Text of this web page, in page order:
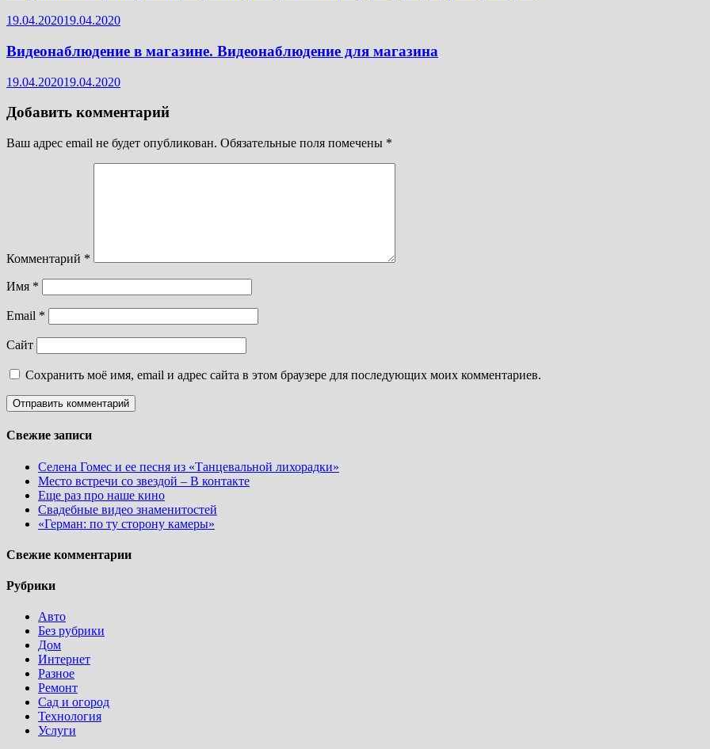
19.04.202019.04.2020
Видеонаблюдение в магазине. Видеонаблюдение для магазина
19.04.202019.04.2020
Добавить комментарий
Ваш адрес email не будет опубликован. Обязательные поля помечены *
Комментарий *
Имя *
Email *
Сайт
Сохранить моё имя, email и адрес сайта в этом браузере для последующих моих комментариев.
Свежие записи
Селена Гомес и ее песня из «Танцевальной лихорадки»
Место встречи со звездой – В контакте
Еще раз про наше кино
Свадебные видео знаменитостей
«Герман: по ту сторону камеры»
Свежие комментарии
Рубрики
Авто
Без рубрики
Дом
Интернет
Разное
Ремонт
Сад и огород
Технология
Услуги